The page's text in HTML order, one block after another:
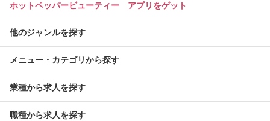
ホットペッパービューティー アプリをゲット
他のジャンルを探す
メニュー・カテゴリから探す
業種から求人を探す
職種から求人を探す